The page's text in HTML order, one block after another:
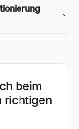
beim
richtigen